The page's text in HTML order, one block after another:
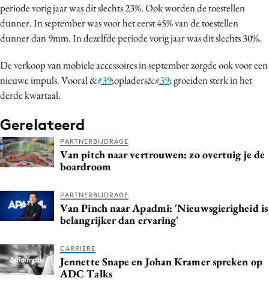
periode vorig jaar was dit slechts 23%. Ook worden de toestellen
dunner. In september was voor het eerst 45% van de toestellen
dunner dan 9mm. In dezelfde periode vorig jaar was dit slechts 30%.
De verkoop van mobiele accessoires in september zorgde ook voor een
nieuwe impuls. Vooral &#39;opladers&#39; groeiden sterk in het
derde kwartaal.
Gerelateerd
PARTNERBIJDRAGE
Van pitch naar vertrouwen: zo overtuig je de
boardroom
PARTNERBIJDRAGE
Van Pinch naar Apadmi: 'Nieuwsgierigheid is
belangrijker dan ervaring'
CARRIERE
Jennette Snape en Johan Kramer spreken op
ADC Talks